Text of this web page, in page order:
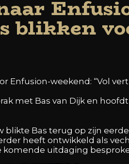
blikken
Enfusion-weekend: “Vol
met Bas van Dijk en
blikte Bas terug op zijn
heeft ontwikkeld als
komende uitdaging